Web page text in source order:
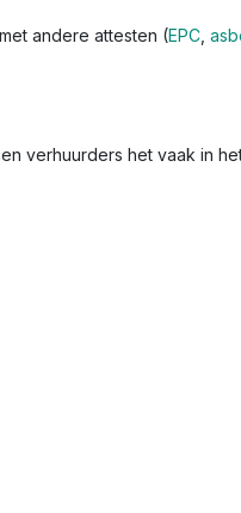
andere attesten (EPC
verhuurders het vaak in